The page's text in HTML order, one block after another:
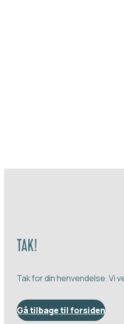
TAK!
Tak for din henvendelse. Vi
Gå tilbage til forsiden